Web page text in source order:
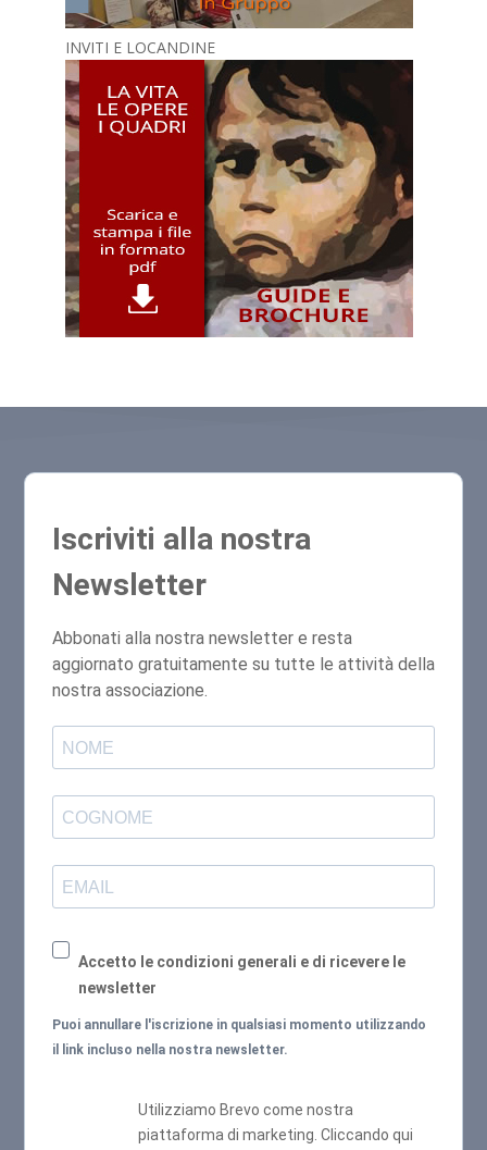
INVITI E LOCANDINE
Iscriviti alla nostra
Newsletter
Abbonati alla nostra newsletter e resta
aggiornato gratuitamente su tutte le attività della
nostra associazione.
Accetto le condizioni generali e di ricevere le
newsletter
Puoi annullare l'iscrizione in qualsiasi momento utilizzando
il link incluso nella nostra newsletter.
Utilizziamo Brevo come nostra
piattaforma di marketing. Cliccando qui